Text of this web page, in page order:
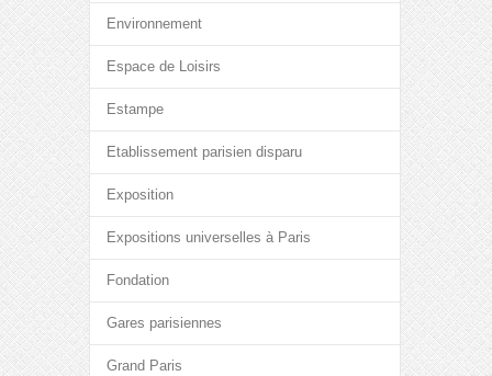
Environnement
Espace de Loisirs
Estampe
Etablissement parisien disparu
Exposition
Expositions universelles à Paris
Fondation
Gares parisiennes
Grand Paris